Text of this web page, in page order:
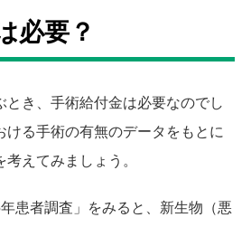
必要？
とき、手術給付金は必要なのでし
ける手術の有無のデータをもとに
えてみましょう。
患者調査」をみると、新生物（悪